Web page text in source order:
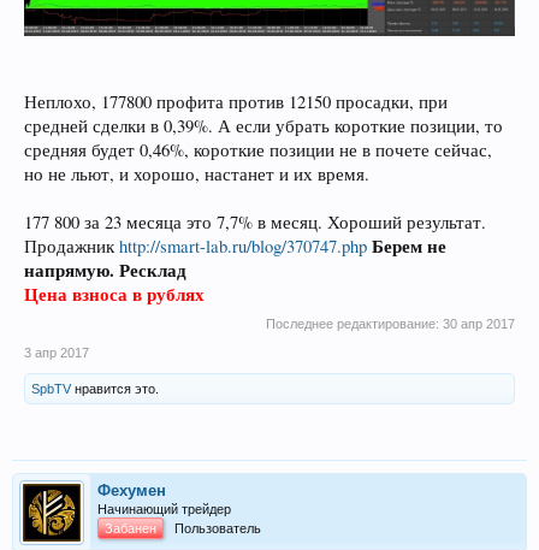
Неплохо, 177800 профита против 12150 просадки, при
средней сделки в 0,39%. А если убрать короткие позиции, то
средняя будет 0,46%, короткие позиции не в почете сейчас,
но не льют, и хорошо, настанет и их время.
177 800 за 23 месяца это 7,7% в месяц. Хороший результат.
Продажникhttp://smart-lab.ru/blog/370747.php Берем не
напрямую. Ресклад
Цена взноса в рублях
Последнее редактирование: 30 апр 2017
3 апр 2017
SpbTV нравится это.
Фехумен
Начинающий трейдер
Забанен
Пользователь